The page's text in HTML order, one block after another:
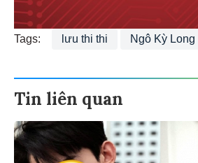
Tags: lưu thi thi Ngô Kỳ Long
Tin liên quan